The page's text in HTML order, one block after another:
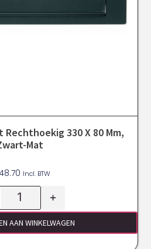
330 X 80 Mm,
Mat
Incl. BTW
+
AAN WINKELWAGEN